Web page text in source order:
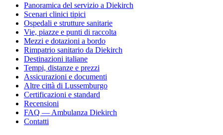
Panoramica del servizio a Diekirch
Scenari clinici tipici
Ospedali e strutture sanitarie
Vie, piazze e punti di raccolta
Mezzi e dotazioni a bordo
Rimpatrio sanitario da Diekirch
Destinazioni italiane
Tempi, distanze e prezzi
Assicurazioni e documenti
Altre città di Lussemburgo
Certificazioni e standard
Recensioni
FAQ — Ambulanza Diekirch
Contatti